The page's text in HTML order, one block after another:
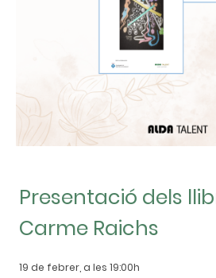
Presentació dels
Carme Raichs
19 de febrer, a les 19:00h